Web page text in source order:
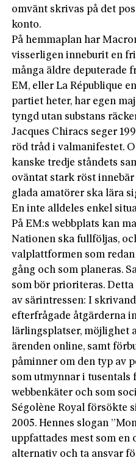
omvänt skrivas på det
konto.
På hemmaplan har
visserligen inneburit en
många äldre deputerade
EM, eller La République
partiet heter, har egen
tyngd utan substans
Jacques Chiracs seger
röd tråd i valmanifestet.
kanske tredje ståndets
oväntat stark röst
glada amatörer ska lära
En inte alldeles enkel
På EM:s webbplats kan
Nationen ska fullföljas,
valplattformen som
gång och som planeras.
som bör prioriteras.
av särintressen: I
efterfrågade åtgärderna
lärlingsplatser, möjlighet
ärenden online, samt
påminner om den typ av
som utmynnar i tusentals
webbenkäter och som
Ségolène Royal försökte
2005. Hennes slogan
uppfattades mest som
alternativ och ta ansvar